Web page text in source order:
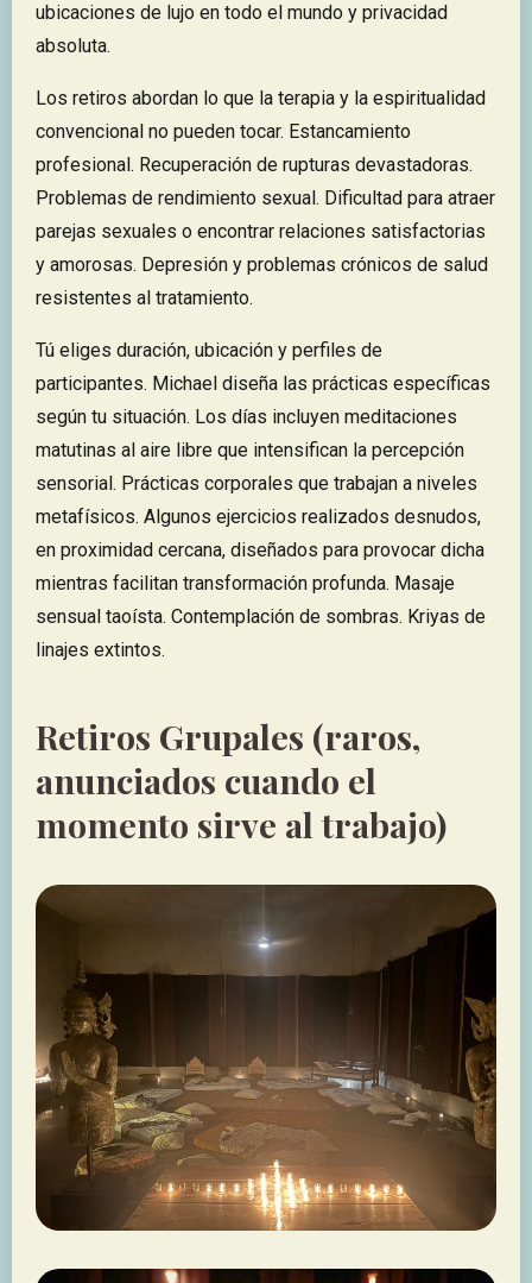
ubicaciones de lujo en todo el mundo y privacidad
absoluta.
Los retiros abordan lo que la terapia y la espiritualidad
convencional no pueden tocar. Estancamiento
profesional. Recuperación de rupturas devastadoras.
Problemas de rendimiento sexual. Dificultad para atraer
parejas sexuales o encontrar relaciones satisfactorias
y amorosas. Depresión y problemas crónicos de salud
resistentes al tratamiento.
Tú eliges duración, ubicación y perfiles de
participantes. Michael diseña las prácticas específicas
según tu situación. Los días incluyen meditaciones
matutinas al aire libre que intensifican la percepción
sensorial. Prácticas corporales que trabajan a niveles
metafísicos. Algunos ejercicios realizados desnudos,
en proximidad cercana, diseñados para provocar dicha
mientras facilitan transformación profunda. Masaje
sensual taoísta. Contemplación de sombras. Kriyas de
linajes extintos.
Retiros Grupales (raros,
anunciados cuando el
momento sirve al trabajo)